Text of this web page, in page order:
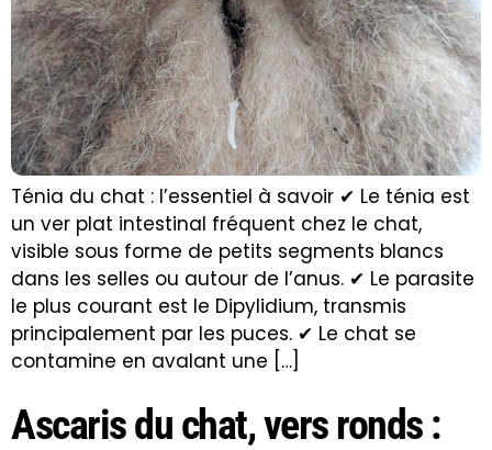
Ténia du chat : l’essentiel à savoir ✔ Le ténia est
un ver plat intestinal fréquent chez le chat,
visible sous forme de petits segments blancs
dans les selles ou autour de l’anus. ✔ Le parasite
le plus courant est le Dipylidium, transmis
principalement par les puces. ✔ Le chat se
contamine en avalant une […]
Ascaris du chat, vers ronds :